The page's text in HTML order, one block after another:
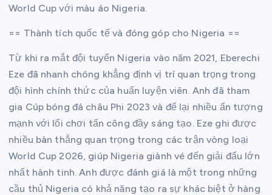
World Cup với màu áo Nigeria.
== Thành tích quốc tế và đóng góp cho Nigeria ==
Từ khi ra mắt đội tuyển Nigeria vào năm 2021, Eberechi
Eze đã nhanh chóng khẳng định vị trí quan trọng trong
đội hình chính thức của huấn luyện viên. Anh đã tham
gia Cúp bóng đá châu Phi 2023 và để lại nhiều ấn tượng
mạnh với lối chơi tấn công đầy sáng tạo. Eze ghi được
nhiều bàn thắng quan trọng trong các trận vòng loại
World Cup 2026, giúp Nigeria giành vé đến giải đấu lớn
nhất hành tinh. Anh được đánh giá là một trong những
cầu thủ Nigeria có khả năng tạo ra sự khác biệt ở hàng